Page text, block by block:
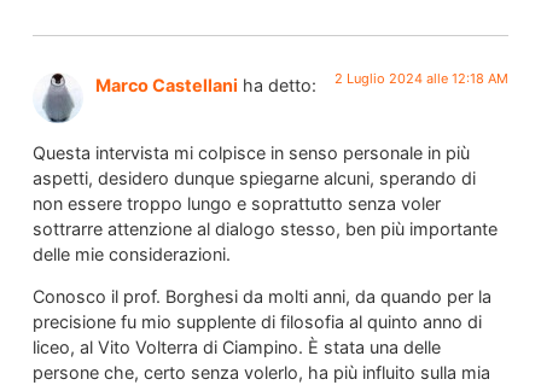
Marco Castellani ha detto: 2 Luglio 2024 alle 12:18 AM
Questa intervista mi colpisce in senso personale in più
aspetti, desidero dunque spiegarne alcuni, sperando di
non essere troppo lungo e soprattutto senza voler
sottrarre attenzione al dialogo stesso, ben più importante
delle mie considerazioni.
Conosco il prof. Borghesi da molti anni, da quando per la
precisione fu mio supplente di filosofia al quinto anno di
liceo, al Vito Volterra di Ciampino. È stata una delle
persone che, certo senza volerlo, ha più influito sulla mia